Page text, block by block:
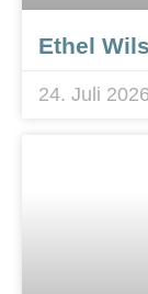
Ethel
24. Juli 2026